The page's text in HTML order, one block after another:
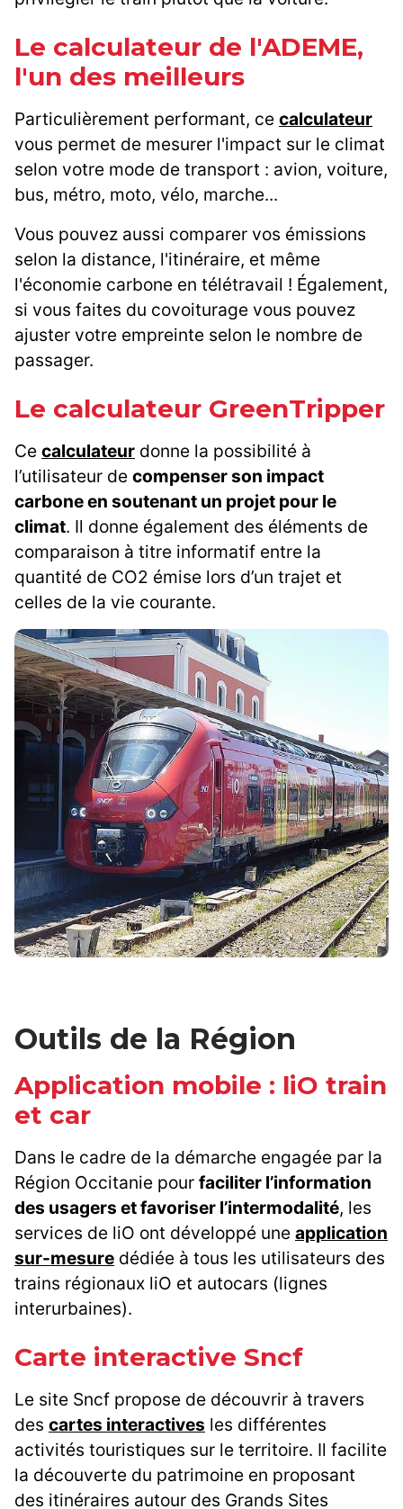
Le calculateur de l'ADEME,
l'un des meilleurs
Particulièrement performant, ce calculateur
vous permet de mesurer l'impact sur le climat
selon votre mode de transport : avion, voiture,
bus, métro, moto, vélo, marche...
Vous pouvez aussi comparer vos émissions
selon la distance, l'itinéraire, et même
l'économie carbone en télétravail ! Également,
si vous faites du covoiturage vous pouvez
ajuster votre empreinte selon le nombre de
passager.
Le calculateur GreenTripper
Ce calculateur donne la possibilité à
l’utilisateur de compenser son impact
carbone en soutenant un projet pour le
climat. Il donne également des éléments de
comparaison à titre informatif entre la
quantité de CO2 émise lors d’un trajet et
celles de la vie courante.
Outils de la Région
Application mobile : liO train
et car
Dans le cadre de la démarche engagée par la
Région Occitanie pour faciliter l’information
des usagers et favoriser l’intermodalité, les
services de liO ont développé une application
sur-mesure dédiée à tous les utilisateurs des
trains régionaux liO et autocars (lignes
interurbaines).
Carte interactive Sncf
Le site Sncf propose de découvrir à travers
des cartes interactives les différentes
activités touristiques sur le territoire. Il facilite
la découverte du patrimoine en proposant
des itinéraires autour des Grands Sites